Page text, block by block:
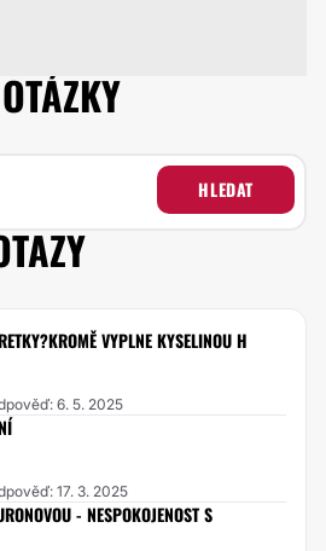
HLEDAT
VYPLNE KYSELINOU H
6. 5. 2025
17. 3. 2025
- NESPOKOJENOST S